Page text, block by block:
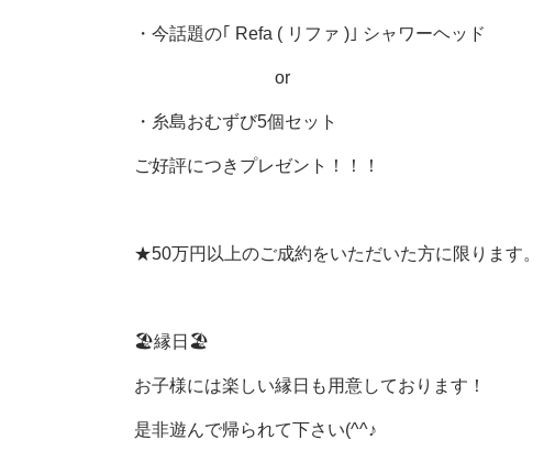
・今話題の｢ Refa ( リファ )｣ シャワーヘッド
or
・糸島おむずび5個セット
ご好評につきプレゼント！！！
★50万円以上のご成約をいただいた方に限ります。
🏖縁日🏖
お子様には楽しい縁日も用意しております！
是非遊んで帰られて下さい(^^♪